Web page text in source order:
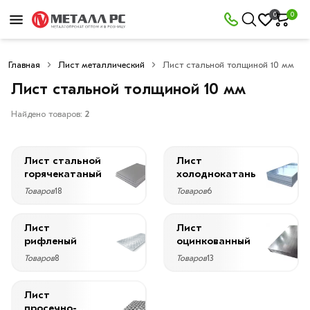
0 0
Главная Лист металлический Лист стальной толщиной 10 мм
Лист стальной толщиной 10 мм
Найдено товаров: 2
Лист стальной
горячекатаный
Товаров18
Лист
холоднокатаный
Товаров6
Лист
рифленый
Товаров8
Лист
оцинкованный
Товаров13
Лист
Фильтры
×
Со
скидкой
руб.
—
Длина
мм